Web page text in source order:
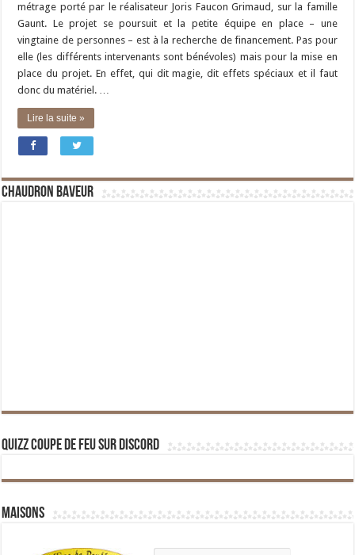
métrage porté par le réalisateur Joris Faucon Grimaud, sur la famille
Gaunt. Le projet se poursuit et la petite équipe en place – une
vingtaine de personnes – est à la recherche de financement. Pas pour
elle (les différents intervenants sont bénévoles) mais pour la mise en
place du projet. En effet, qui dit magie, dit effets spéciaux et il faut
donc du matériel. …
Lire la suite »
Chaudron Baveur
Quizz Coupe de Feu sur Discord
Maisons